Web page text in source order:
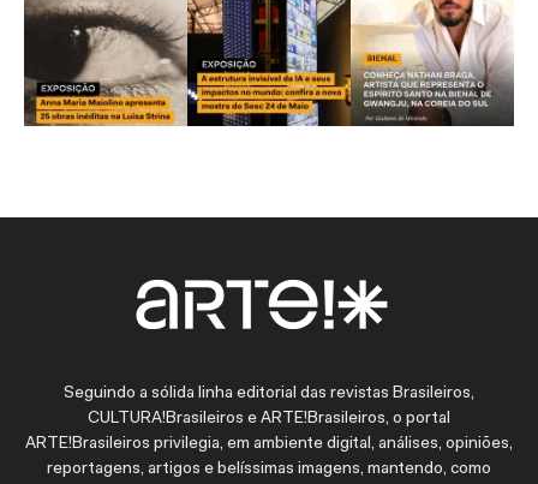
Seguindo a sólida linha editorial das revistas Brasileiros,
CULTURA!Brasileiros e ARTE!Brasileiros, o portal
ARTE!Brasileiros privilegia, em ambiente digital, análises, opiniões,
reportagens, artigos e belíssimas imagens, mantendo, como